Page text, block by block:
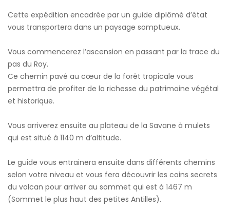
Cette expédition encadrée par un guide diplômé d’état
vous transportera dans un paysage somptueux.
Vous commencerez l’ascension en passant par la trace du
pas du Roy.
Ce chemin pavé au cœur de la forêt tropicale vous
permettra de profiter de la richesse du patrimoine végétal
et historique.
Vous arriverez ensuite au plateau de la Savane à mulets
qui est situé à 1140 m d’altitude.
Le guide vous entrainera ensuite dans différents chemins
selon votre niveau et vous fera découvrir les coins secrets
du volcan pour arriver au sommet qui est à 1467 m
(Sommet le plus haut des petites Antilles).